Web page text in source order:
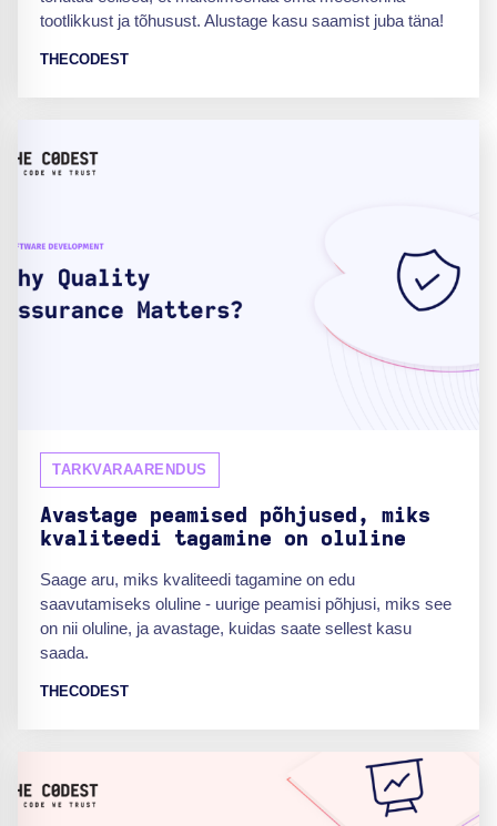
tootlikkust ja tõhusust. Alustage kasu saamist juba täna!
THECODEST
TARKVARAARENDUS
Avastage peamised põhjused, miks
kvaliteedi tagamine on oluline
Saage aru, miks kvaliteedi tagamine on edu
saavutamiseks oluline - uurige peamisi põhjusi, miks see
on nii oluline, ja avastage, kuidas saate sellest kasu
saada.
THECODEST